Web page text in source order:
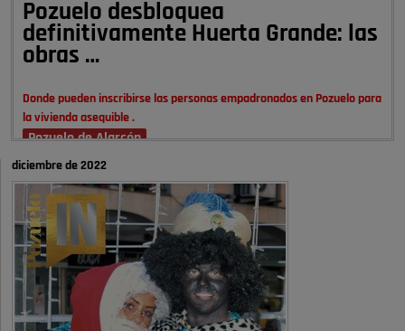
Pozuelo desbloquea
definitivamente Huerta Grande: las
obras …
Donde pueden inscribirse las personas empadronados en Pozuelo para
la vivienda asequible .
Pozuelo de Alarcón
Pozuelo desbloquea
definitivamente Huerta Grande: las
obras …
También pienso que si no fuéramos tan sucios no haría falta denunciar
nada
Pozuelo de Alarcón
Quejas por el deterioro de la
diciembre de 2022